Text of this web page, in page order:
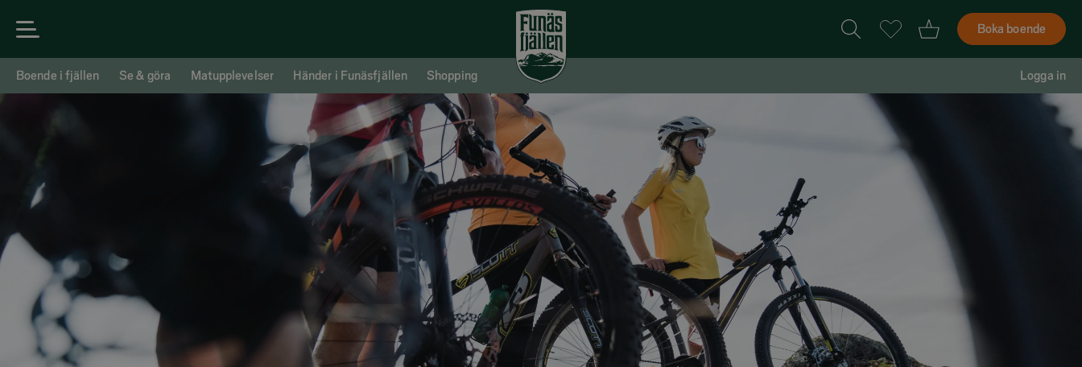
Boka boende
Boende i fjällen Se & göra Matupplevelser Händer i Funäsfjällen Shopping Logga in